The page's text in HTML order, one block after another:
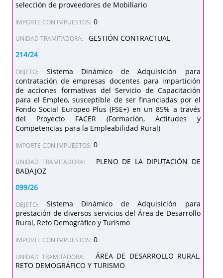
selección de proveedores de Mobiliario
IMPORTE CON IMPUESTOS: 0
UNIDAD TRAMITADORA:
GESTIÓN CONTRACTUAL
214/24
OBJETO:
Sistema Dinámico de Adquisición para
contratación de empresas docentes para impartición
de acciones formativas del Servicio de Capacitación
para el Empleo, susceptible de ser financiadas por el
Fondo Social Europeo Plus (FSE+) en un 85% a través
del Proyecto FACER (Formación, Actitudes y
Competencias para la Empleabilidad Rural)
IMPORTE CON IMPUESTOS: 0
UNIDAD TRAMITADORA:
PLENO DE LA DIPUTACIÓN DE
BADAJOZ
099/26
OBJETO:
Sistema Dinámico de Adquisición para
prestación de diversos servicios del Área de Desarrollo
Rural, Reto Demográfico y Turismo
IMPORTE CON IMPUESTOS: 0
UNIDAD TRAMITADORA:
ÁREA DE DESARROLLO RURAL,
RETO DEMOGRÁFICO Y TURISMO